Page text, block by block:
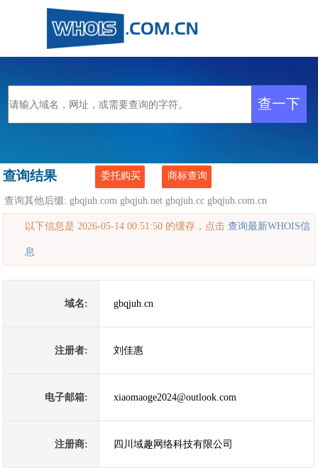
查询结果 委托购买 商标查询
查询其他后缀: gbqjuh.com gbqjuh.net gbqjuh.cc gbqjuh.com.cn
以下信息是 2026-05-14 00:51:50 的缓存，点击查询最新WHOIS信
息
域名: gbqjuh.cn
注册者: 刘佳惠
电子邮箱: xiaomaoge2024@outlook.com
注册商: 四川域趣网络科技有限公司